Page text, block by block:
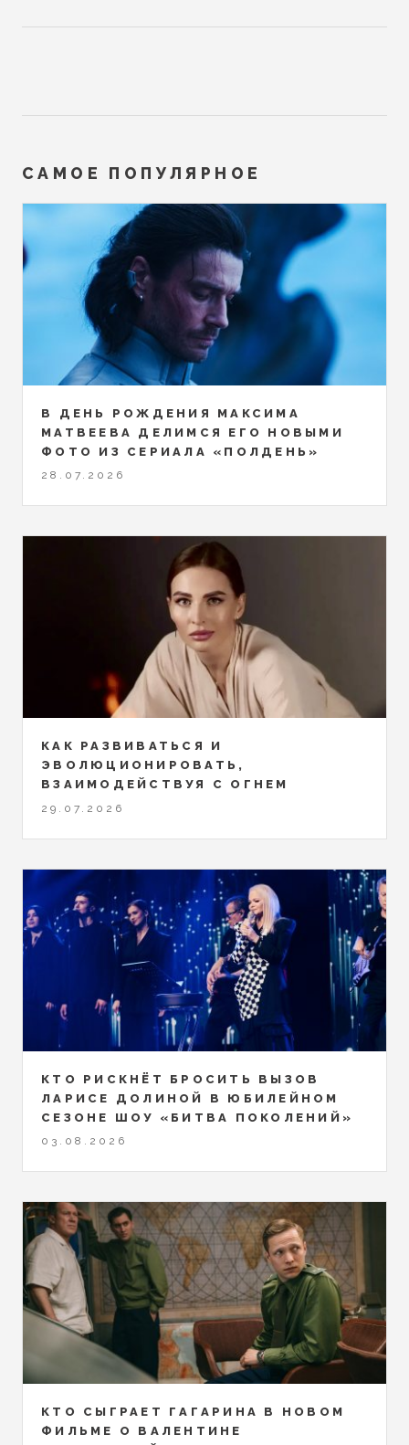
САМОЕ ПОПУЛЯРНОЕ
В ДЕНЬ РОЖДЕНИЯ МАКСИМА
МАТВЕЕВА ДЕЛИМСЯ ЕГО НОВЫМИ
ФОТО ИЗ СЕРИАЛА «ПОЛДЕНЬ»
28.07.2026
КАК РАЗВИВАТЬСЯ И
ЭВОЛЮЦИОНИРОВАТЬ,
ВЗАИМОДЕЙСТВУЯ С ОГНЕМ
29.07.2026
КТО РИСКНЁТ БРОСИТЬ ВЫЗОВ
ЛАРИСЕ ДОЛИНОЙ В ЮБИЛЕЙНОМ
СЕЗОНЕ ШОУ «БИТВА ПОКОЛЕНИЙ»
03.08.2026
КТО СЫГРАЕТ ГАГАРИНА В НОВОМ
ФИЛЬМЕ О ВАЛЕНТИНЕ